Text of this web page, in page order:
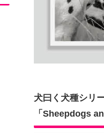
犬曰く犬種シリ
「Sheepdogs